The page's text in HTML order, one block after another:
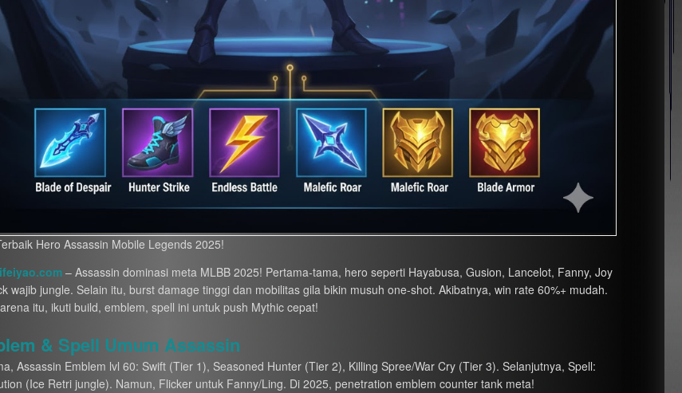
Hero Assassin Mobile Legends 2025!
– Assassin dominasi meta MLBB 2025! Pertama-tama, hero seperti Hayabusa, Gusion, Lancelot, Fanny, Joy
wajib jungle. Selain itu, burst damage tinggi dan mobilitas gila bikin musuh one-shot. Akibatnya, win rate 60%+ mudah.
itu, ikuti build, emblem, spell ini untuk push Mythic cepat!
& Spell Umum Assassin
Assassin Emblem lvl 60: Swift (Tier 1), Seasoned Hunter (Tier 2), Killing Spree/War Cry (Tier 3). Selanjutnya, Spell:
(Ice Retri jungle). Namun, Flicker untuk Fanny/Ling. Di 2025, penetration emblem counter tank meta!